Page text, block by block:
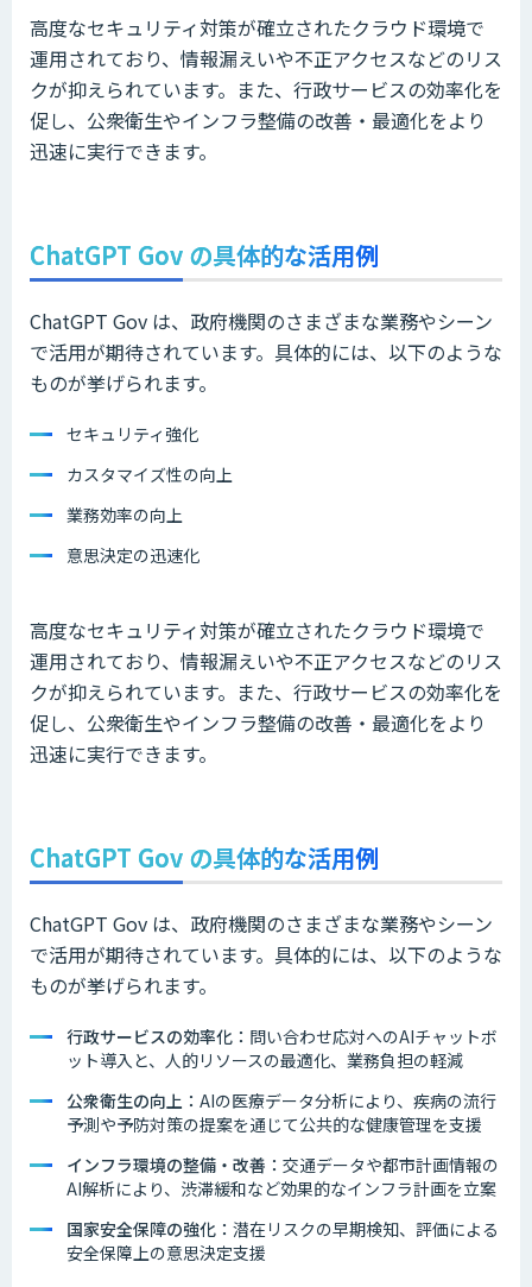
高度なセキュリティ対策が確立されたクラウド環境で
運用されており、情報漏えいや不正アクセスなどのリス
クが抑えられています。また、行政サービスの効率化を
促し、公衆衛生やインフラ整備の改善・最適化をより
迅速に実行できます。
ChatGPT Gov の具体的な活用例
ChatGPT Gov は、政府機関のさまざまな業務やシーン
で活用が期待されています。具体的には、以下のような
ものが挙げられます。
セキュリティ強化
カスタマイズ性の向上
業務効率の向上
意思決定の迅速化
高度なセキュリティ対策が確立されたクラウド環境で
運用されており、情報漏えいや不正アクセスなどのリス
クが抑えられています。また、行政サービスの効率化を
促し、公衆衛生やインフラ整備の改善・最適化をより
迅速に実行できます。
ChatGPT Gov の具体的な活用例
ChatGPT Gov は、政府機関のさまざまな業務やシーン
で活用が期待されています。具体的には、以下のような
ものが挙げられます。
行政サービスの効率化： 問い合わせ応対へのAIチャットボ
ット導入と、人的リソースの最適化、業務負担の軽減
公衆衛生の向上： AIの医療データ分析により、疾病の流行
予測や予防対策の提案を通じて公共的な健康管理を支援
インフラ環境の整備・改善： 交通データや都市計画情報の
AI解析により、渋滞緩和など効果的なインフラ計画を立案
国家安全保障の強化： 潜在リスクの早期検知、評価による
安全保障上の意思決定支援